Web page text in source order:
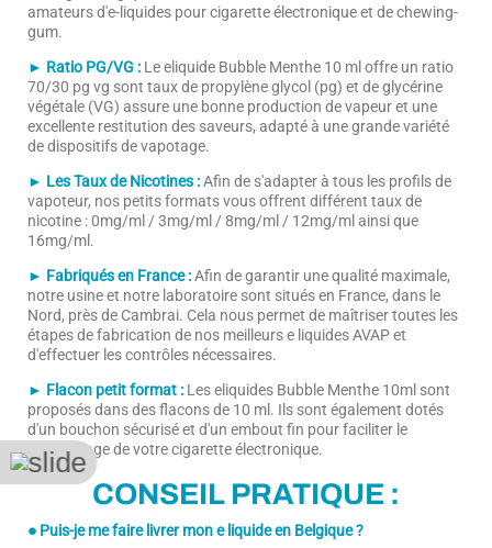
amateurs d'e-liquides pour cigarette électronique et de chewing-
gum.
► Ratio PG/VG : Le eliquide Bubble Menthe 10 ml offre un ratio
70/30 pg vg sont taux de propylène glycol (pg) et de glycérine
végétale (VG) assure une bonne production de vapeur et une
excellente restitution des saveurs, adapté à une grande variété
de dispositifs de vapotage.
► Les Taux de Nicotines :Afin de s'adapter à tous les profils de
vapoteur, nos petits formats vous offrent différent taux de
nicotine : 0mg/ml / 3mg/ml / 8mg/ml / 12mg/ml ainsi que
16mg/ml.
► Fabriqués en France :Afin de garantir une qualité maximale,
notre usine et notre laboratoire sont situés en France, dans le
Nord, près de Cambrai. Cela nous permet de maîtriser toutes les
étapes de fabrication de nos meilleurs e liquides AVAP et
d'effectuer les contrôles nécessaires.
► Flacon petit format : Les eliquides Bubble Menthe 10ml sont
proposés dans des flacons de 10 ml. Ils sont également dotés
d'un bouchon sécurisé et d'un embout fin pour faciliter le
remplissage de votre cigarette électronique.
CONSEIL PRATIQUE :
● Puis-je me faire livrer mon e liquide en Belgique ?